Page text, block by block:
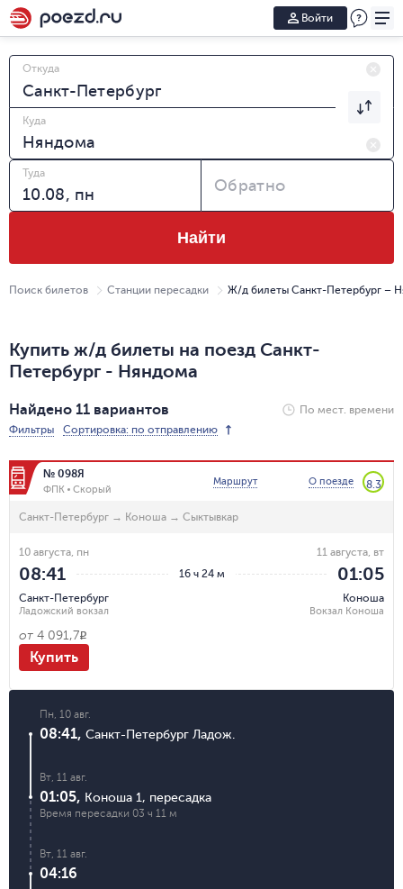
Войти
Откуда
Куда
Туда
Обратно
Найти
Поиск билетов Станции пересадки Ж/д билеты Санкт-Петербург –
Купить ж/д билеты на поезд Санкт-
Петербург - Няндома
Найдено 11 вариантов
По мест. времени
Фильтры
Сортировка: по отправлению
№ 098Я
ФПК Скорый
Маршрут О поезде 8.3
Санкт-Петербург → Коноша → Сыктывкар
16 ч 24 м
10 августа, пн
08:41
Санкт-Петербург
Ладожский вокзал
11 августа, вт
01:05
Коноша
Вокзал Коноша
от 4 091,7R
Купить
Пн, 10 авг.
08:41, Санкт-Петербург Ладож.
Вт, 11 авг.
01:05, Коноша 1 , пересадка
Время пересадки 03 ч 11 м
Вт, 11 авг.
04:16